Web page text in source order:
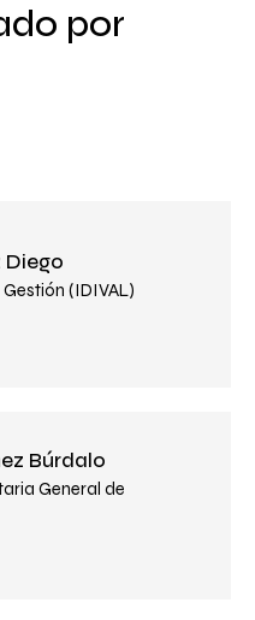
por
Diego
(IDIVAL)
Búrdalo
General de